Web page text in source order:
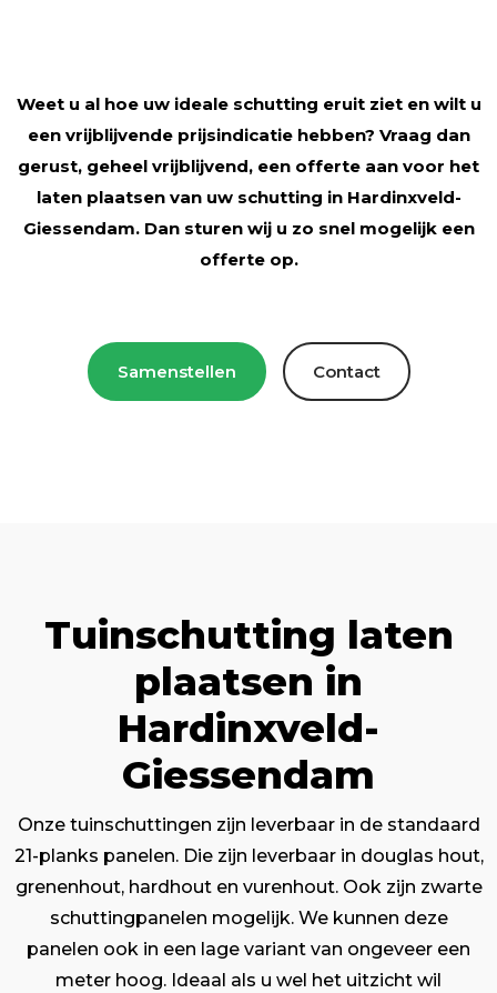
Weet u al hoe uw ideale schutting eruit ziet en wilt u
een vrijblijvende prijsindicatie hebben? Vraag dan
gerust, geheel vrijblijvend, een offerte aan voor het
laten plaatsen van uw schutting in Hardinxveld-
Giessendam. Dan sturen wij u zo snel mogelijk een
offerte op.
Samenstellen Contact
Tuinschutting laten
plaatsen in
Hardinxveld-
Giessendam
Onze tuinschuttingen zijn leverbaar in de standaard
21-planks panelen. Die zijn leverbaar in douglas hout,
grenenhout, hardhout en vurenhout. Ook zijn zwarte
schuttingpanelen mogelijk. We kunnen deze
panelen ook in een lage variant van ongeveer een
meter hoog. Ideaal als u wel het uitzicht wil